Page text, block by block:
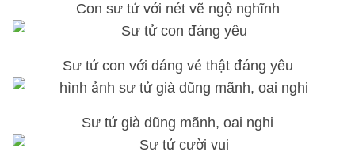
Con sư tử với nét vẽ ngộ nghĩnh
Sư tử con với dáng vẻ thật đáng yêu
Sư tử già dũng mãnh, oai nghi